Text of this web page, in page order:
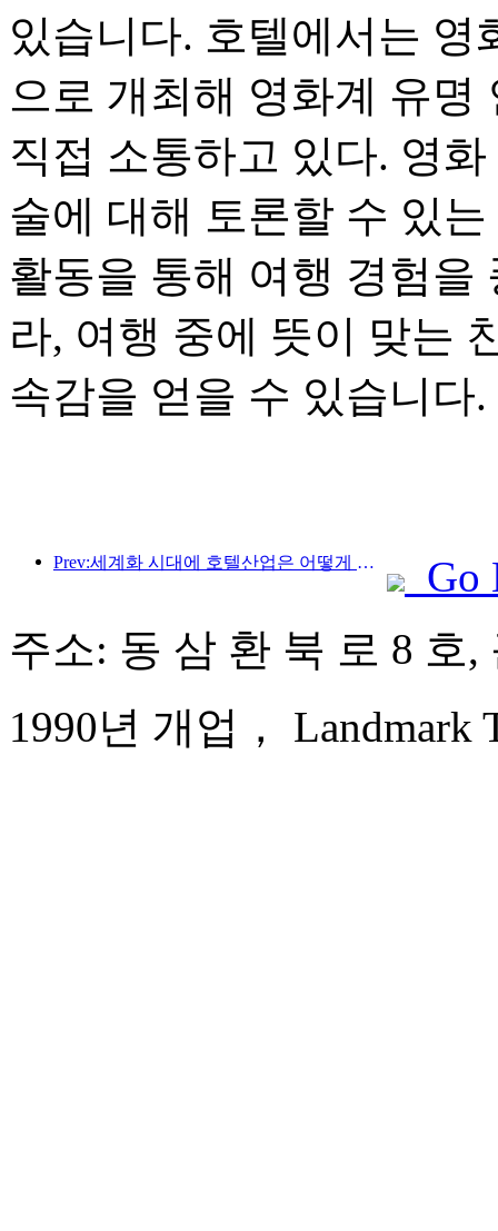
있습니다. 호텔에서는 영
으로 개최해 영화계 유
직접 소통하고 있다. 영
술에 대해 토론할 수 있
활동을 통해 여행 경험을
라, 여행 중에 뜻이 맞는
속감을 얻을 수 있습니다.
Prev:세계화 시대에 호텔산업은 어떻게 새로운 성장 포인트를 찾을 수 있을까요?
Go
주소: 동 삼 환 북 로 8 호,
1990년 개업， Landmark